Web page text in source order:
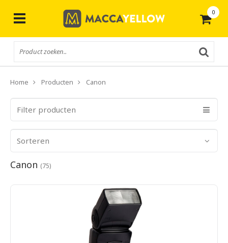
0
Home Producten Canon
Filter producten
Sorteren
Canon (75)